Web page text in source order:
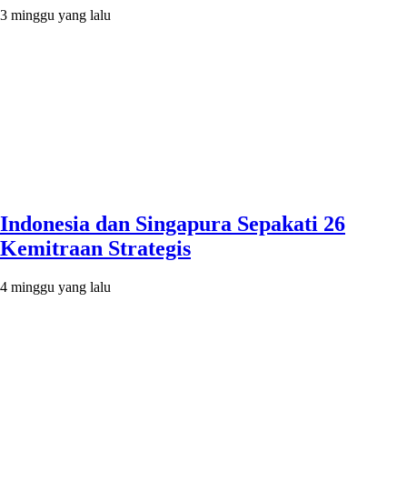
3 minggu yang lalu
Indonesia dan Singapura Sepakati 26
Kemitraan Strategis
4 minggu yang lalu